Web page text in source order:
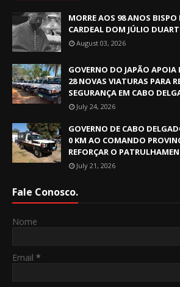
MORRE AOS 98 ANOS
CARDEAL DOM JÚLIO
August 03, 2026
GOVERNO DO JAPÃO APOIA
28 NOVAS VIATURAS PARA
SEGURANÇA EM CABO
July 24, 2026
GOVERNO DE CABO
0 KM AO COMANDO
REFORÇAR O
July 21, 2026
Fale Conosco.
Nome
Email *